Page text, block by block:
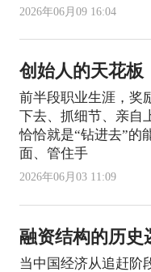
2026年06月09 16:04
创始人的天花板
前半段职业生涯，
下去、抓细节、亲自
恰恰就是“钻进去”
面、管住手
2026年06月03 11:09
融资结构的历
当中国经济从追赶阶